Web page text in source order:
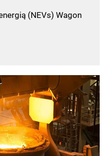
(NEVs) Wagon